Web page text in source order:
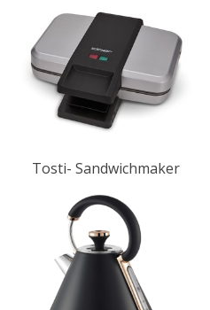
Tosti- Sandwichmaker